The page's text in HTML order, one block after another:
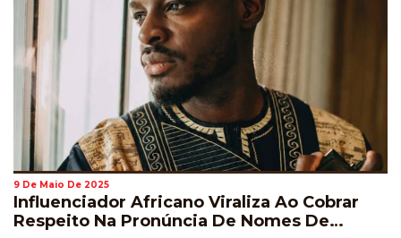
9 De Maio De 2025
Influenciador Africano Viraliza Ao Cobrar
Respeito Na Pronúncia De Nomes De